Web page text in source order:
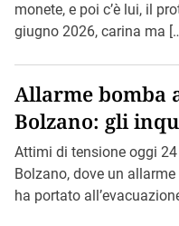
monete, e poi c’è lui, il
giugno 2026, carina ma
Allarme bomba
Bolzano: gli
pista di Bin
Attimi di tensione oggi
Bolzano, dove un
ha portato